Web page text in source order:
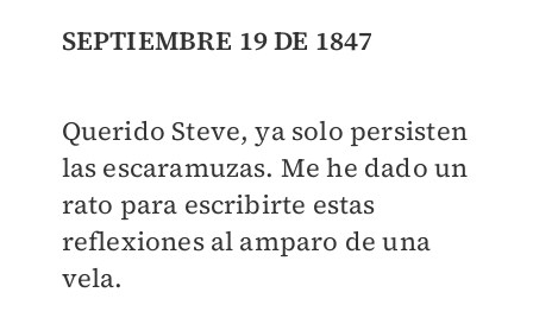
SEPTIEMBRE 19 DE 1847
Querido Steve, ya solo persisten
las escaramuzas. Me he dado un
rato para escribirte estas
reflexiones al amparo de una
vela.